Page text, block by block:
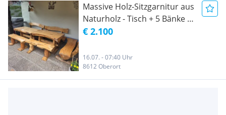
Massive Holz-Sitzgarnitur aus
Naturholz - Tisch + 5 Bänke -
Handarbeit
€ 2.100
16.07. - 07:40 Uhr
8612 Oberort